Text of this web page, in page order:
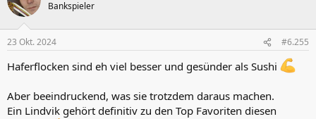
i
e
:
Bankspieler
23 Okt. 2024 #6.255
Haferflocken sind eh viel besser und gesünder als Sushi
Aber beeindruckend, was sie trotzdem daraus machen.
Ein Lindvik gehört definitiv zu den Top Favoriten diesen